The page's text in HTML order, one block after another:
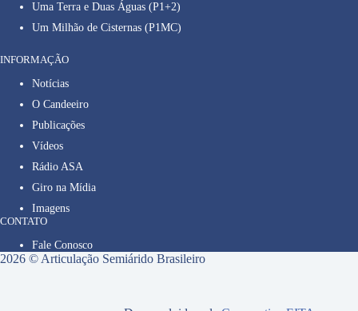
Uma Terra e Duas Águas (P1+2)
Um Milhão de Cisternas (P1MC)
INFORMAÇÃO
Notícias
O Candeeiro
Publicações
Vídeos
Rádio ASA
Giro na Mídia
Imagens
CONTATO
Fale Conosco
2026 © Articulação Semiárido Brasileiro